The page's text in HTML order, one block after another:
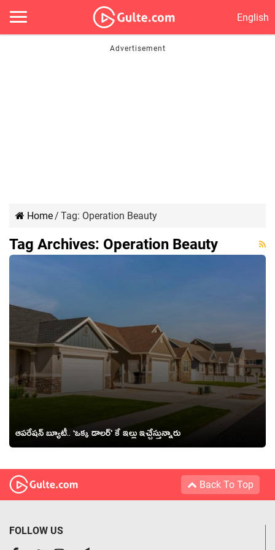
English
Home/ Tag: Operation Beauty
Tag Archives: Operation Beauty
ఆపరేషన్ బ్యూటీ.. ‘ఒక్క డాలర్’ కే ఇల్లు ఇచ్చేస్తున్నారు
Back To Top
FOLLOW US